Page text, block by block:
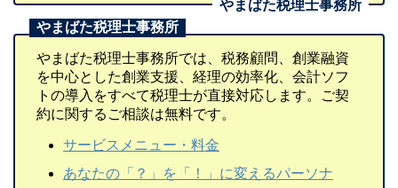
やまばた税理士事務所では、税務顧問、創業融資
を中心とした創業支援、経理の効率化、会計ソフ
トの導入をすべて税理士が直接対応します。ご契
約に関するご相談は無料です。
サービスメニュー・料金
あなたの「？」を「！」に変えるパーソナ